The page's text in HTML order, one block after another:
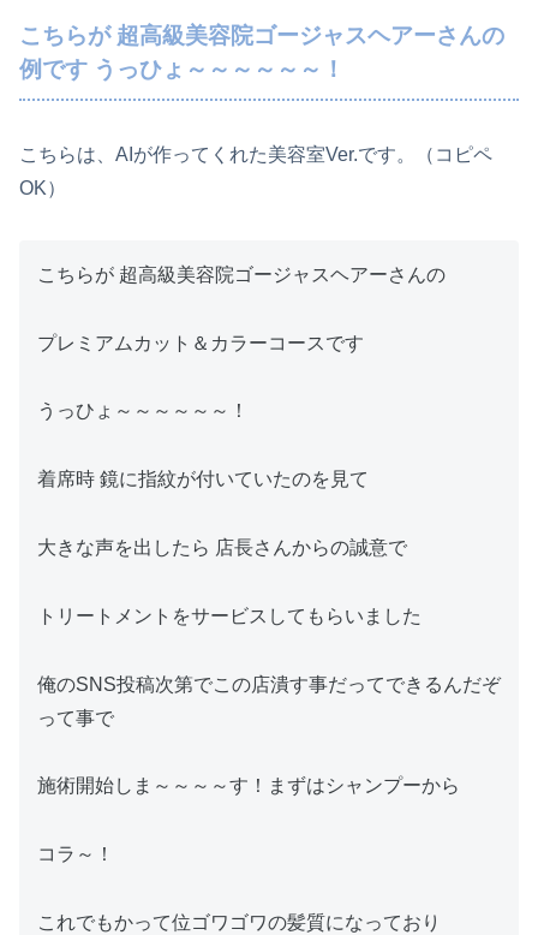
こちらが 超高級美容院ゴージャスヘアーさんの
例です うっひょ～～～～～～！
こちらは、AIが作ってくれた美容室Ver.です。（コピペ
OK）
こちらが 超高級美容院ゴージャスヘアーさんの
プレミアムカット＆カラーコースです
うっひょ～～～～～～！
着席時 鏡に指紋が付いていたのを見て
大きな声を出したら 店長さんからの誠意で
トリートメントをサービスしてもらいました
俺のSNS投稿次第でこの店潰す事だってできるんだぞ
って事で
施術開始しま～～～～す！まずはシャンプーから
コラ～！
これでもかって位ゴワゴワの髪質になっており